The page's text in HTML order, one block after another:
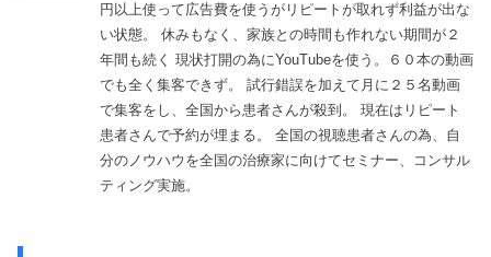
円以上使って広告費を使うがリピートが取れず利益が出な
い状態。 休みもなく、家族との時間も作れない期間が２
年間も続く 現状打開の為にYouTubeを使う。６０本の動画
でも全く集客できず。 試行錯誤を加えて月に２５名動画
で集客をし、全国から患者さんが殺到。 現在はリピート
患者さんで予約が埋まる。 全国の視聴患者さんの為、自
分のノウハウを全国の治療家に向けてセミナー、コンサル
ティング実施。